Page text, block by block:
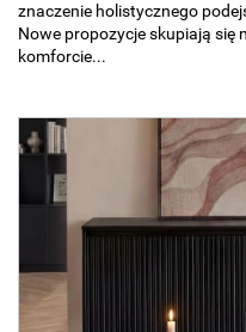
znaczenie holistycznego
Nowe propozycje skupiają się
komforcie...